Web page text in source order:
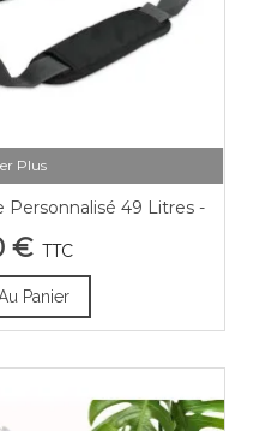
Plus
Personnalisé 49 Litres -
€ TTC
Panier